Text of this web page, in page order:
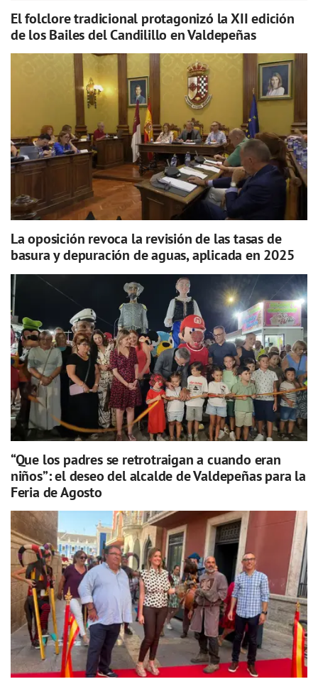
El folclore tradicional protagonizó la XII edición
de los Bailes del Candilillo en Valdepeñas
La oposición revoca la revisión de las tasas de
basura y depuración de aguas, aplicada en 2025
“Que los padres se retrotraigan a cuando eran
niños”: el deseo del alcalde de Valdepeñas para la
Feria de Agosto